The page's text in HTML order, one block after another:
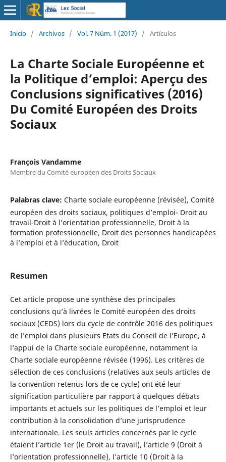
Inicio / Archivos / Vol. 7 Núm. 1 (2017) / Artículos
La Charte Sociale Européenne et
la Politique d’emploi: Aperçu des
Conclusions significatives (2016)
Du Comité Européen des Droits
Sociaux
François Vandamme
Membre du Comité européen des Droits Sociaux
Palabras clave: Charte sociale européenne (révisée), Comité
européen des droits sociaux, politiques d’emploi- Droit au
travail-Droit à l’orientation professionnelle, Droit à la
formation professionnelle, Droit des personnes handicapées
à l’emploi et à l’éducation, Droit
Resumen
Cet article propose une synthèse des principales
conclusions qu’à livrées le Comité européen des droits
sociaux (CEDS) lors du cycle de contrôle 2016 des politiques
de l’emploi dans plusieurs Etats du Conseil de l’Europe, à
l’appui de la Charte sociale européenne, notamment la
Charte sociale européenne révisée (1996). Les critères de
sélection de ces conclusions (relatives aux seuls articles de
la convention retenus lors de ce cycle) ont été leur
signification particulière par rapport à quelques débats
importants et actuels sur les politiques de l’emploi et leur
contribution à la consolidation d’une jurisprudence
internationale. Les seuls articles concernés par le cycle
étaient l’article 1er (le Droit au travail), l’article 9 (Droit à
l’orientation professionnelle), l’article 10 (Droit à la